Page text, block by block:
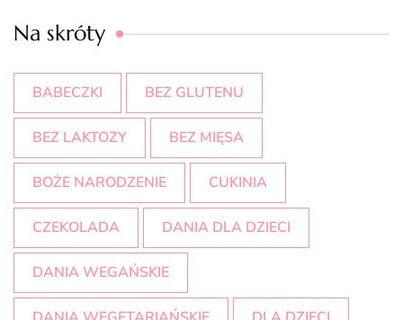
Na skróty
BABECZKI BEZ GLUTENU
BEZ LAKTOZY BEZ MIĘSA
BOŻE NARODZENIE CUKINIA
CZEKOLADA DANIA DLA DZIECI
DANIA WEGAŃSKIE